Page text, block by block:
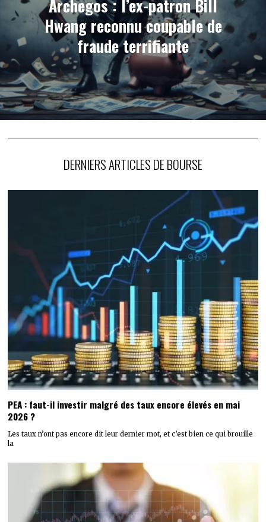
Archegos : l’ex-patron Bill
Hwang reconnu coupable de
fraude terrifiante
DERNIERS ARTICLES DE BOURSE
PEA : faut-il investir malgré des taux encore élevés en mai
2026 ?
Les taux n’ont pas encore dit leur dernier mot, et c’est bien ce qui brouille
la